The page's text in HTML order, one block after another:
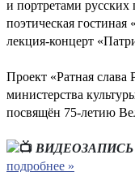
и портретами русских
поэтическая
лекция-концерт
Проект «Ратная слава
министерства
посвящён 75-летию
ВИДЕОЗАПИСЬ -
подробнее »